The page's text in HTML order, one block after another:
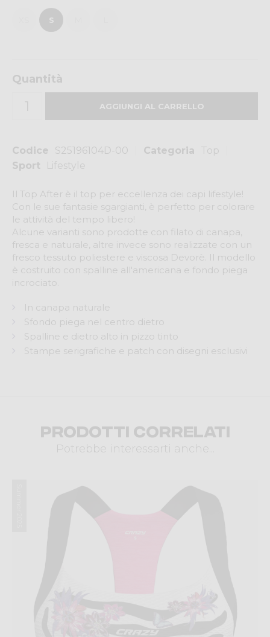
Codice S25196104D-00 Categoria
Top
Sport
Lifestyle
Il Top After è il top per eccellenza dei capi lifestyle!
Con le sue fantasie sgargianti, è perfetto per colorare
le attività del tempo libero!
Alcune varianti sono prodotte con filato di canapa,
fresca e naturale, altre invece sono realizzate con un
fresco tessuto poliestere e viscosa Devorè. Il modello
è costruito con spalline all'americana e fondo piega
incrociato.
In canapa naturale
Sfondo piega nel centro dietro
Spalline e dietro alto in pizzo tinto
Stampe serigrafiche e patch con disegni esclusivi
S
Quantità
Prodotti correlati
Potrebbe interessarti anche...